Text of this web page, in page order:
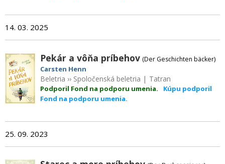
14. 03. 2025
Pekár a vôňa príbehov (Der Geschichten bäcker)
Carsten Henn
Beletria ›› Spoločenská beletria | Tatran
Podporil Fond na podporu umenia.
Kúpu podporil
Fond na podporu umenia.
25. 09. 2023